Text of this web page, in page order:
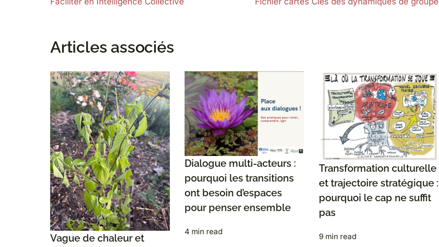
Articles associés
Vague de chaleur et
Dialogue multi-acteurs :
pourquoi les transitions
ont besoin d’espaces
pour penser ensemble
4 min read
Transformation culturelle
et trajectoire stratégique :
pourquoi le cap ne suffit
pas
9 min read